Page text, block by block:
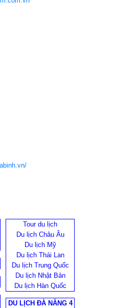
Tour du lịch
Du lịch Châu Âu
Du lịch Mỹ
Du lịch Thái Lan
Du lịch Trung Quốc
Du lịch Nhật Bản
Du lịch Hàn Quốc
DU LỊCH ĐÀ NẴNG 4